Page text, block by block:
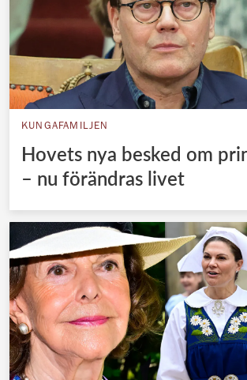
KUNGAFAMILJEN
Hovets nya besked om
– nu förändras livet